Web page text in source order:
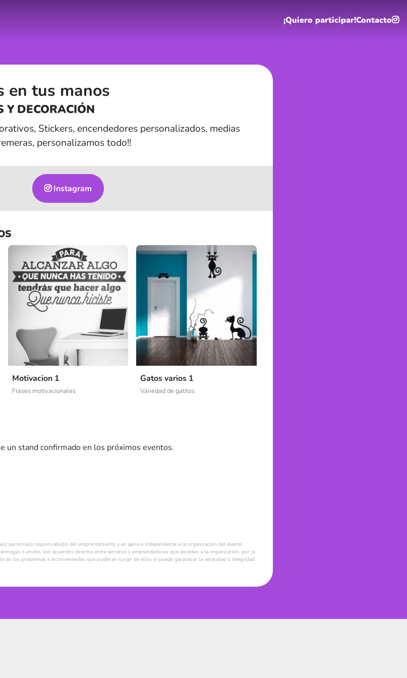
¡Quiero participar!Contacto
en tus manos
Y DECORACIÓN
Stickers, encendedores personalizados, medias
personalizamos todo!!
Instagram
Motivacion 1
Frases motivacionales
Gatos varios 1
Variedad de gatitos
un stand confirmado en los próximos eventos.
persona(s) responsable(s) del emprendimiento y es ajena e independiente a la organización del evento.
o envíos son acuerdos directos entre terceros y emprendedores que exceden a la organización, por lo
de los problemas e inconvenientes que pudieran surgir de ellos ni puede garantizar la veracidad o integridad